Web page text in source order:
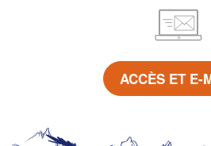
ACCÈS ET E-